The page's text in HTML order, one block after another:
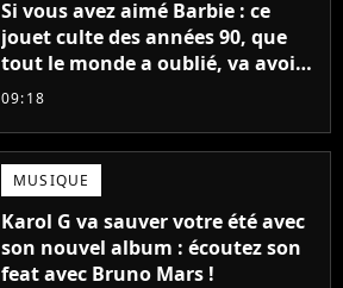
Si vous avez aimé Barbie : ce
jouet culte des années 90, que
tout le monde a oublié, va avoir
un film
09:18
MUSIQUE
Karol G va sauver votre été avec
son nouvel album : écoutez son
feat avec Bruno Mars !